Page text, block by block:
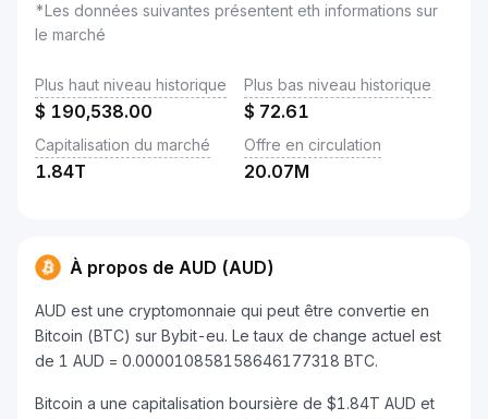
*Les données suivantes présentent eth informations sur
le marché
Plus haut niveau historique
$ 190,538.00
Plus bas niveau historique
$ 72.61
Capitalisation du marché
1.84T
Offre en circulation
20.07M
À propos de AUD (AUD)
AUD est une cryptomonnaie qui peut être convertie en
Bitcoin (BTC) sur Bybit-eu. Le taux de change actuel est
de 1 AUD = 0.000010858158646177318 BTC.
Bitcoin a une capitalisation boursière de $1.84T AUD et